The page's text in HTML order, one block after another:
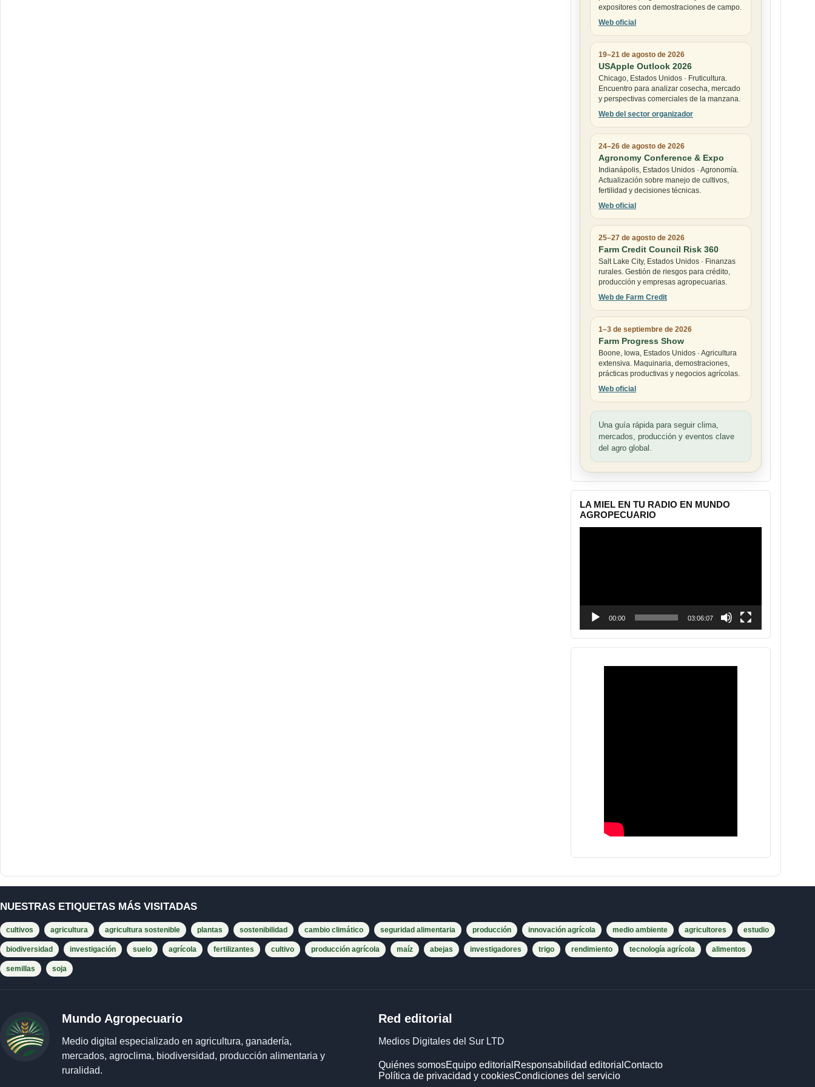
expositores con demostraciones de campo.
Web oficial
19–21 de agosto de 2026
USApple Outlook 2026
Chicago, Estados Unidos · Fruticultura.
Encuentro para analizar cosecha, mercado
y perspectivas comerciales de la manzana.
Web del sector organizador
24–26 de agosto de 2026
Agronomy Conference & Expo
Indianápolis, Estados Unidos · Agronomía.
Actualización sobre manejo de cultivos,
fertilidad y decisiones técnicas.
Web oficial
25–27 de agosto de 2026
Farm Credit Council Risk 360
Salt Lake City, Estados Unidos · Finanzas
rurales. Gestión de riesgos para crédito,
producción y empresas agropecuarias.
Web de Farm Credit
1–3 de septiembre de 2026
Farm Progress Show
Boone, Iowa, Estados Unidos · Agricultura
extensiva. Maquinaria, demostraciones,
prácticas productivas y negocios agrícolas.
Web oficial
Una guía rápida para seguir clima,
mercados, producción y eventos clave
del agro global.
LA MIEL EN TU RADIO EN MUNDO
AGROPECUARIO
00:00 03:06:07
NUESTRAS ETIQUETAS MÁS VISITADAS
cultivos agricultura agricultura sostenible plantas sostenibilidad cambio climático seguridad alimentaria producción innovación agrícola medio ambiente agricultores estudio
biodiversidad investigación suelo agrícola fertilizantes cultivo producción agrícola maíz abejas investigadores trigo rendimiento tecnología agrícola alimentos
semillas soja
Mundo Agropecuario
Medio digital especializado en agricultura, ganadería,
mercados, agroclima, biodiversidad, producción alimentaria y
ruralidad.
Red editorial
Medios Digitales del Sur LTD
Quiénes somosEquipo editorial Responsabilidad editorial Contacto
Política de privacidad y cookiesCondiciones del servicio